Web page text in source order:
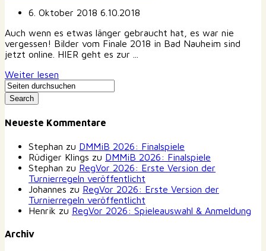
6. Oktober 2018 6.10.2018
Auch wenn es etwas länger gebraucht hat, es war nie
vergessen! Bilder vom Finale 2018 in Bad Nauheim sind
jetzt online. HIER geht es zur ...
Weiter lesen
Neueste Kommentare
Stephan zu DMMiB 2026: Finalspiele
Rüdiger Klings zu DMMiB 2026: Finalspiele
Stephan zu RegVor 2026: Erste Version der
Turnierregeln veröffentlicht
Johannes zu RegVor 2026: Erste Version der
Turnierregeln veröffentlicht
Henrik zu RegVor 2026: Spieleauswahl & Anmeldung
Archiv